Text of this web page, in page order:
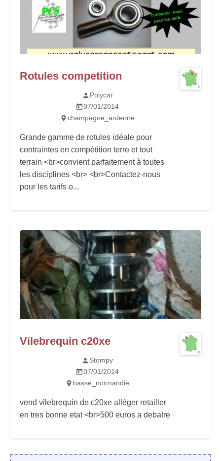
Rotules competition
Polycar
07/01/2014
champagne_ardenne
Grande gamme de rotules idéale pour
contraintes en compétition terre et tout
terrain <br>convient parfaitement à toutes
les disciplines <br> <br>Contactez-nous
pour les tarifs o...
Vilebrequin c20xe
Stompy
07/01/2014
basse_normandie
vend vilebrequin de c20xe alléger retailler
en tres bonne etat <br>500 euros a debatre